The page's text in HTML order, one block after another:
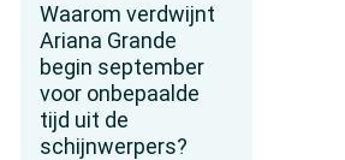
Waarom verdwijnt
Ariana Grande
begin september
voor onbepaalde
tijd uit de
schijnwerpers?